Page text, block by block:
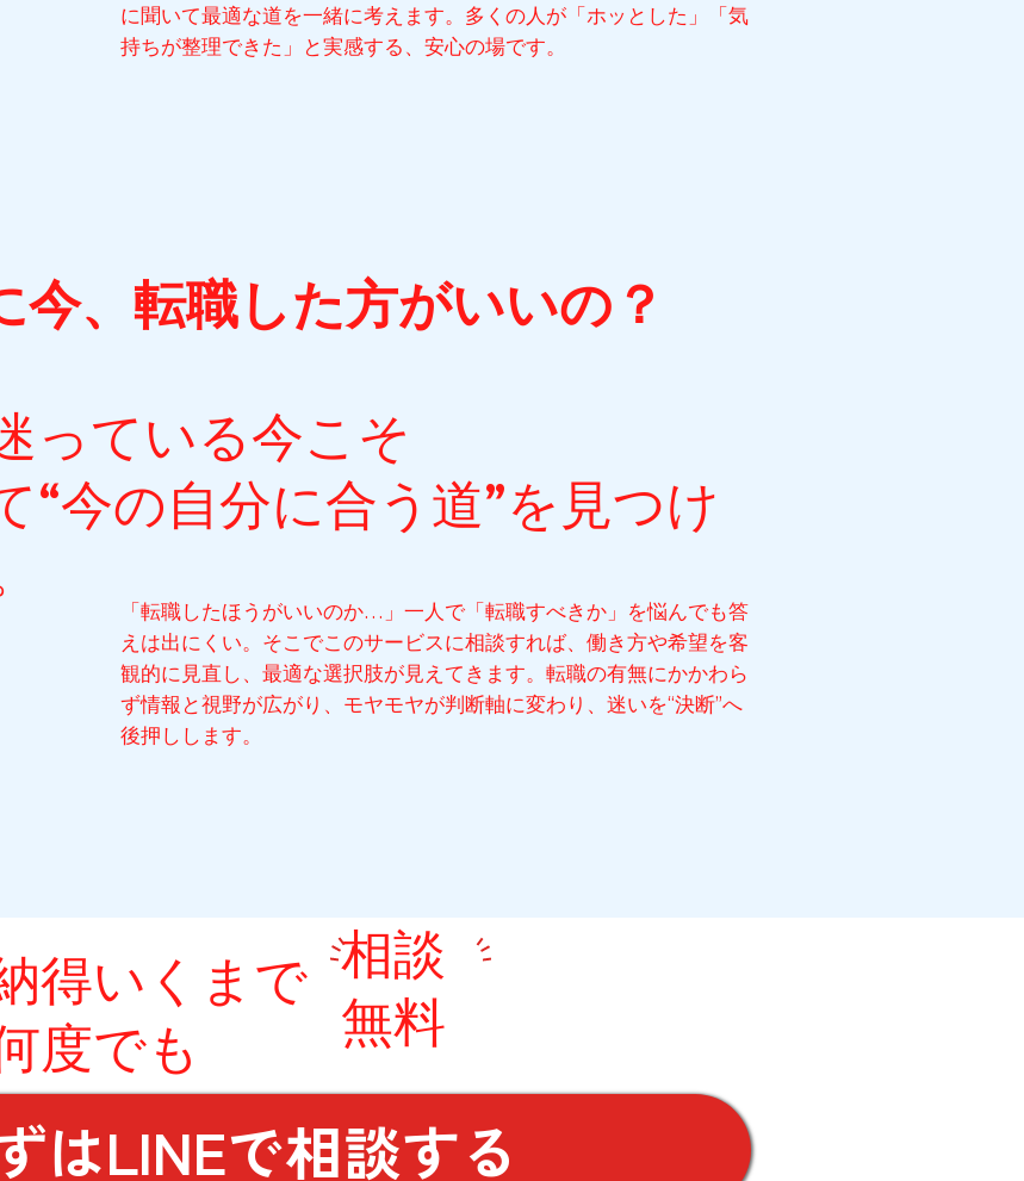
に聞いて最適な道を一緒に考えます。多くの人が「ホッとした」「気
持ちが整理できた」と実感する、安心の場です。
今、転職した方がいいの？
っている今こそ
“今の自分に合う道”を見つけ
「転職したほうがいいのか…」一人で「転職すべきか」を悩んでも答
えは出にくい。そこでこのサービスに相談すれば、働き方や希望を客
観的に見直し、最適な選択肢が見えてきます。転職の有無にかかわら
ず情報と視野が広がり、モヤモヤが判断軸に変わり、迷いを“決断”へ
後押しします。
得いくまで
度でも
相談
無料
はLINEで相談する